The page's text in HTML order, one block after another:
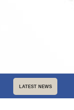
LATEST NEWS